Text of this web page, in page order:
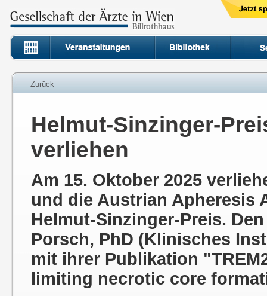
Zurück
Helmut-Sinzinger-
verliehen
Am 15. Oktober 2025
und die Austrian Apheresis
Helmut-Sinzinger-Preis.
Porsch, PhD (Klinisches
mit ihrer Publikation
limiting necrotic core